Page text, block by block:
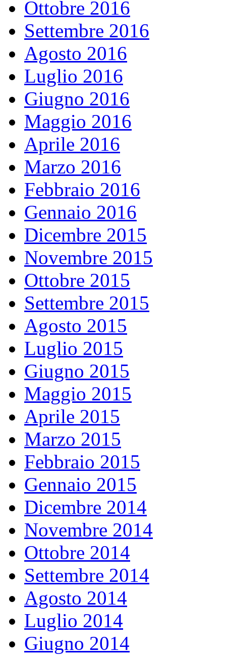
Ottobre 2016
Settembre 2016
Agosto 2016
Luglio 2016
Giugno 2016
Maggio 2016
Aprile 2016
Marzo 2016
Febbraio 2016
Gennaio 2016
Dicembre 2015
Novembre 2015
Ottobre 2015
Settembre 2015
Agosto 2015
Luglio 2015
Giugno 2015
Maggio 2015
Aprile 2015
Marzo 2015
Febbraio 2015
Gennaio 2015
Dicembre 2014
Novembre 2014
Ottobre 2014
Settembre 2014
Agosto 2014
Luglio 2014
Giugno 2014